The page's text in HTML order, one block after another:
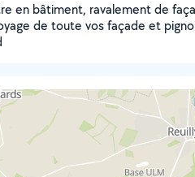
en bâtiment, ravalement de
de toute vos façade et